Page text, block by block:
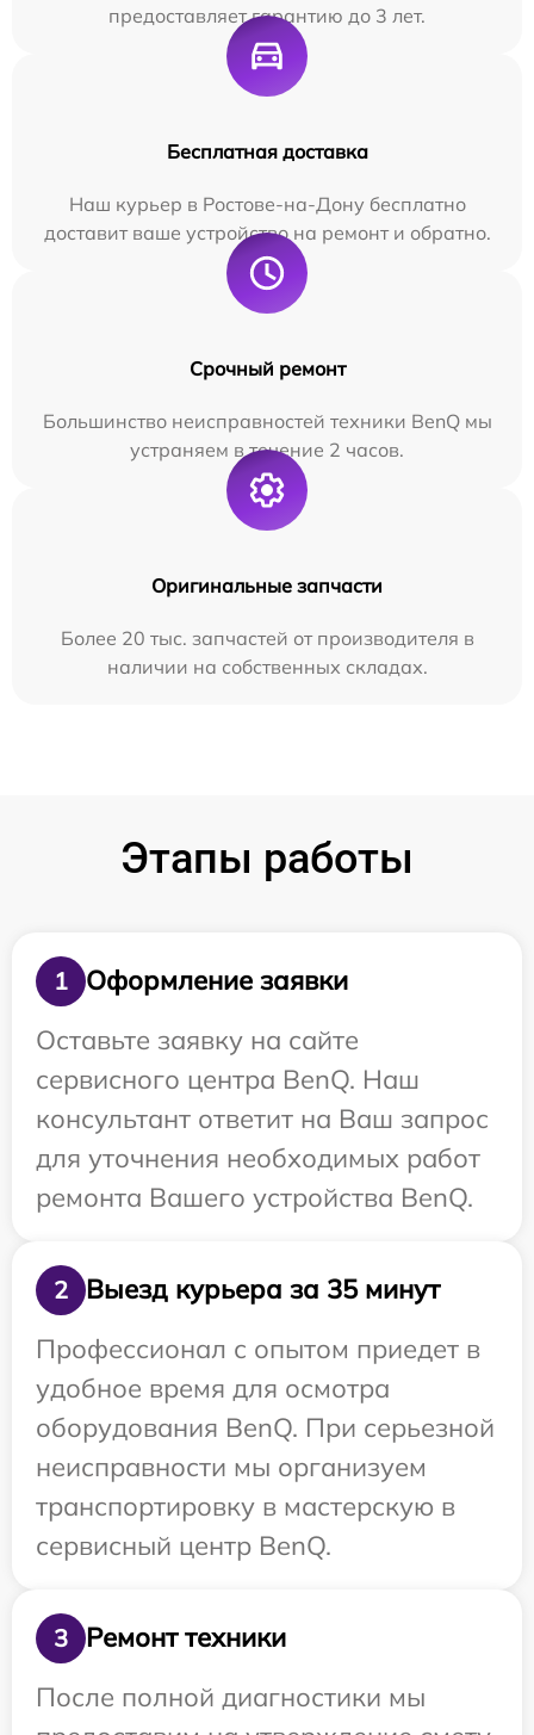
предоставляет гарантию до 3 лет.
Бесплатная доставка
Наш курьер в Ростове-на-Дону бесплатно
доставит ваше устройство на ремонт и обратно.
Срочный ремонт
Большинство неисправностей техники BenQ мы
устраняем в течение 2 часов.
Оригинальные запчасти
Более 20 тыс. запчастей от производителя в
наличии на собственных складах.
Этапы работы
1
Оформление заявки
Оставьте заявку на сайте
сервисного центра BenQ. Наш
консультант ответит на Ваш запрос
для уточнения необходимых работ
ремонта Вашего устройства BenQ.
2
Выезд курьера за 35 минут
Профессионал с опытом приедет в
удобное время для осмотра
оборудования BenQ. При серьезной
неисправности мы организуем
транспортировку в мастерскую в
сервисный центр BenQ.
3
Ремонт техники
После полной диагностики мы